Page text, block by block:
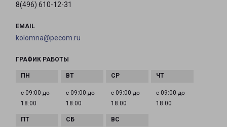
8(496) 610-12-31
EMAIL
kolomna@pecom.ru
ГРАФИК РАБОТЫ
с 09:00 до
18:00
с 09:00 до
18:00
с 09:00 до
18:00
с 09:00 до
18:00